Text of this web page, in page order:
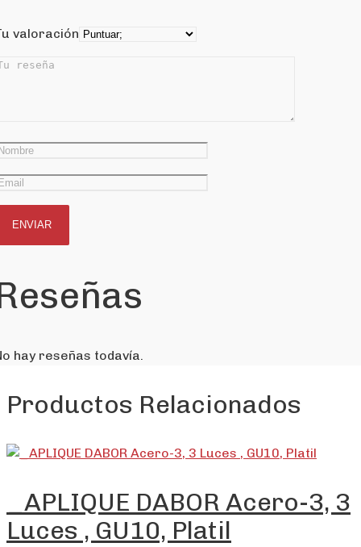
valoración
hay reseñas todavía.
Productos Relacionados
_APLIQUE DABOR Acero-3, 3
Luces , GU10, Platil